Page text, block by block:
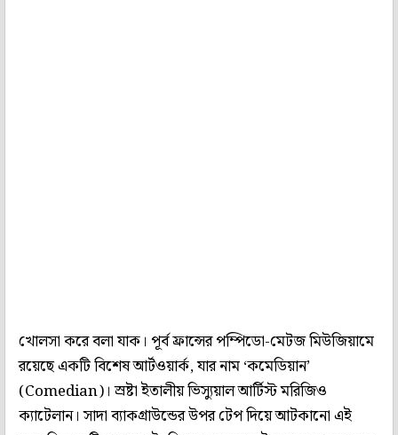
খোলসা করে বলা যাক। পূর্ব ফ্রান্সের পম্পিডো-মেটজ মিউজিয়ামে
রয়েছে একটি বিশেষ আর্টওয়ার্ক, যার নাম ‘কমেডিয়ান’
(Comedian)। স্রষ্টা ইতালীয় ভিস্যুয়াল আর্টিস্ট মরিজিও
ক্যাটেলান। সাদা ব্যাকগ্রাউন্ডের উপর টেপ দিয়ে আটকানো এই